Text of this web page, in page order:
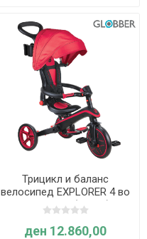
Трицикл и баланс
велосипед EXPLORER 4 во
1, склоплив (црвен) -
Globber
ден 12.860,00